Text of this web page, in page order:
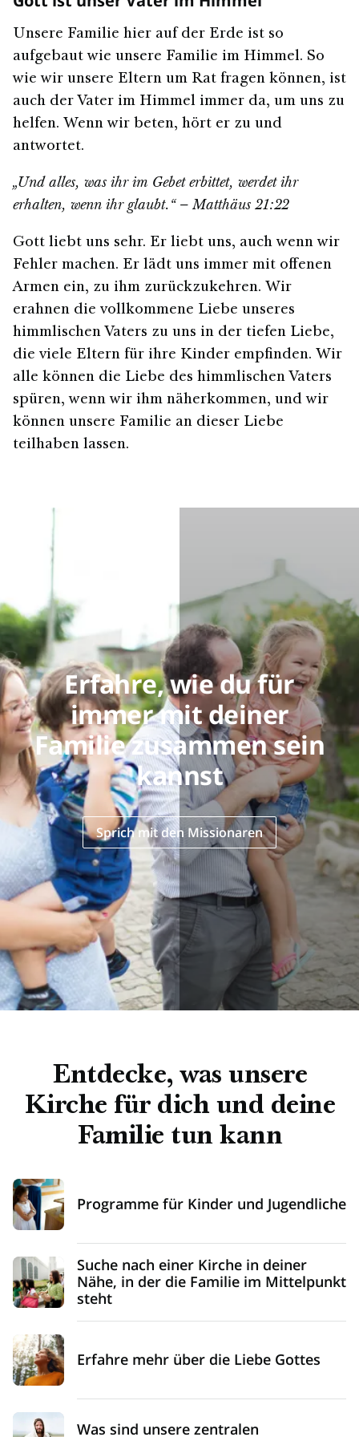
Unsere Familie hier auf der Erde ist so
aufgebaut wie unsere Familie im Himmel. So
wie wir unsere Eltern um Rat fragen können, ist
auch der Vater im Himmel immer da, um uns zu
helfen. Wenn wir beten, hört er zu und
antwortet.
„Und alles, was ihr im Gebet erbittet, werdet ihr
erhalten, wenn ihr glaubt.“ – Matthäus 21:22
Gott liebt uns sehr. Er liebt uns, auch wenn wir
Fehler machen. Er lädt uns immer mit offenen
Armen ein, zu ihm zurückzukehren. Wir
erahnen die vollkommene Liebe unseres
himmlischen Vaters zu uns in der tiefen Liebe,
die viele Eltern für ihre Kinder empfinden. Wir
alle können die Liebe des himmlischen Vaters
spüren, wenn wir ihm näherkommen, und wir
können unsere Familie an dieser Liebe
teilhaben lassen.
Erfahre, wie du für
immer mit deiner
Familie zusammen sein
kannst
Sprich mit den Missionaren
Entdecke, was unsere
Kirche für dich und deine
Familie tun kann
Programme für Kinder und Jugendliche
Suche nach einer Kirche in deiner
Nähe, in der die Familie im Mittelpunkt
steht
Erfahre mehr über die Liebe Gottes
Was sind unsere zentralen